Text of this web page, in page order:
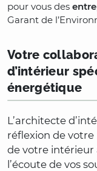
pour vous des
Garant de
Votre
d’intérieur
énergétique
L’architecte
réflexion de
de votre intérieur
l’écoute de vos